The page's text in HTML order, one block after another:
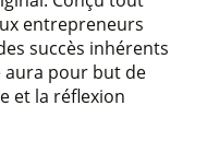
entrepreneurs
succès inhérents
aura pour but de
et la réflexion